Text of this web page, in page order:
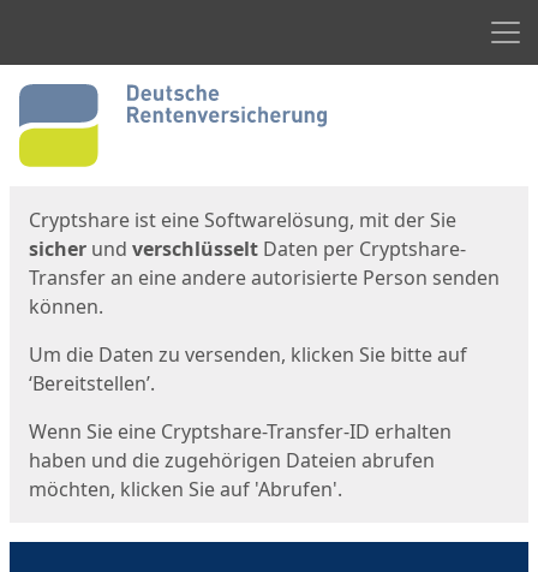
Start
Cryptshare ist eine Softwarelösung, mit der Sie
sicher und verschlüsselt Daten per Cryptshare-
Transfer an eine andere autorisierte Person senden
können.
Um die Daten zu versenden, klicken Sie bitte auf
‘Bereitstellen’.
Wenn Sie eine Cryptshare-Transfer-ID erhalten
haben und die zugehörigen Dateien abrufen
möchten, klicken Sie auf 'Abrufen'.